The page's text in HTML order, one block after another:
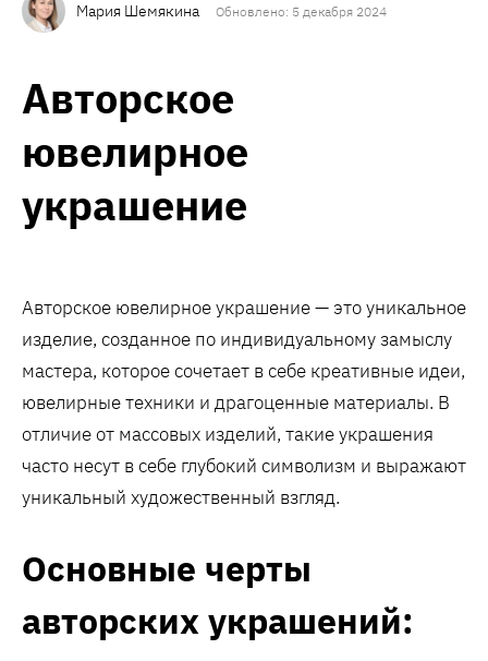
Мария Шемякина Обновлено: 5 декабря 2024
Авторское
ювелирное
украшение
Авторское ювелирное украшение — это уникальное
изделие, созданное по индивидуальному замыслу
мастера, которое сочетает в себе креативные идеи,
ювелирные техники и драгоценные материалы. В
отличие от массовых изделий, такие украшения
часто несут в себе глубокий символизм и выражают
уникальный художественный взгляд.
Основные черты
авторских украшений: